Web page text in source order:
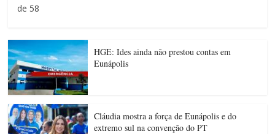
de 58
HGE: Ides ainda não prestou contas em
Eunápolis
Cláudia mostra a força de Eunápolis e do
extremo sul na convenção do PT